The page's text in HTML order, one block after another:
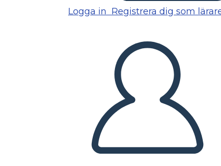
Logga in Registrera dig som